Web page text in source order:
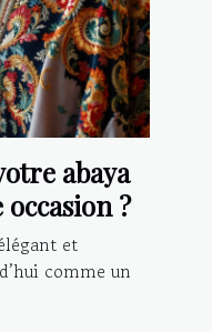
abaya
?
et
comme un